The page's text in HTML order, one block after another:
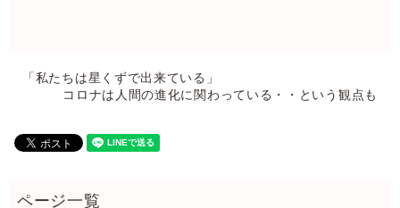
「私たちは星くずで出来ている」
コロナは人間の進化に関わっている・・という観点も